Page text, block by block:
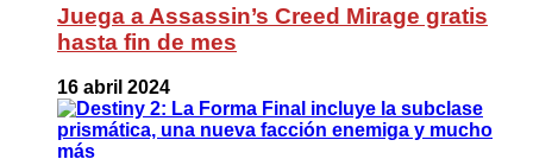
Juega a Assassin’s Creed Mirage gratis
hasta fin de mes
16 abril 2024